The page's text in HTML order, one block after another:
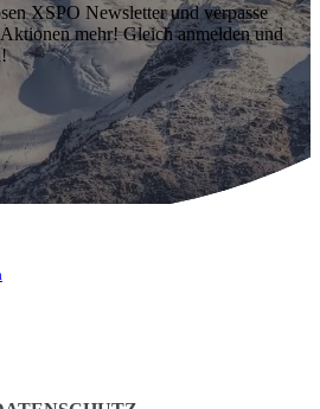
XSPO Newsletter und verpasse
mehr! Gleich anmelden und